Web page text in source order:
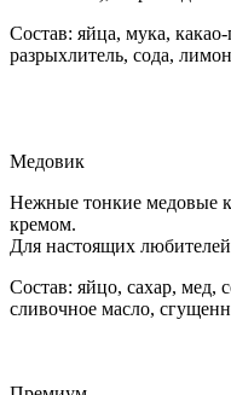
Состав: яйца, мука,
разрыхлитель, сода,
Медовик
Нежные тонкие медовые
кремом.
Для настоящих
Состав: яйцо, сахар, мед,
сливочное масло,